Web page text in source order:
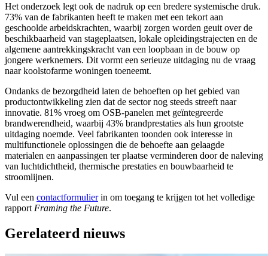
Het onderzoek legt ook de nadruk op een bredere systemische druk.
73% van de fabrikanten heeft te maken met een tekort aan
geschoolde arbeidskrachten, waarbij zorgen worden geuit over de
beschikbaarheid van stageplaatsen, lokale opleidingstrajecten en de
algemene aantrekkingskracht van een loopbaan in de bouw op
jongere werknemers. Dit vormt een serieuze uitdaging nu de vraag
naar koolstofarme woningen toeneemt.
Ondanks de bezorgdheid laten de behoeften op het gebied van
productontwikkeling zien dat de sector nog steeds streeft naar
innovatie. 81% vroeg om OSB-panelen met geïntegreerde
brandwerendheid, waarbij 43% brandprestaties als hun grootste
uitdaging noemde. Veel fabrikanten toonden ook interesse in
multifunctionele oplossingen die de behoefte aan gelaagde
materialen en aanpassingen ter plaatse verminderen door de naleving
van luchtdichtheid, thermische prestaties en bouwbaarheid te
stroomlijnen.
Vul een contactformulierin om toegang te krijgen tot het volledige
rapport Framing the Future.
Gerelateerd nieuws